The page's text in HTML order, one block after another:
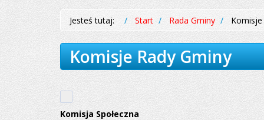
Jesteś tutaj: Start Rada Gminy Komisje
Komisje Rady Gminy
Komisja Społeczna